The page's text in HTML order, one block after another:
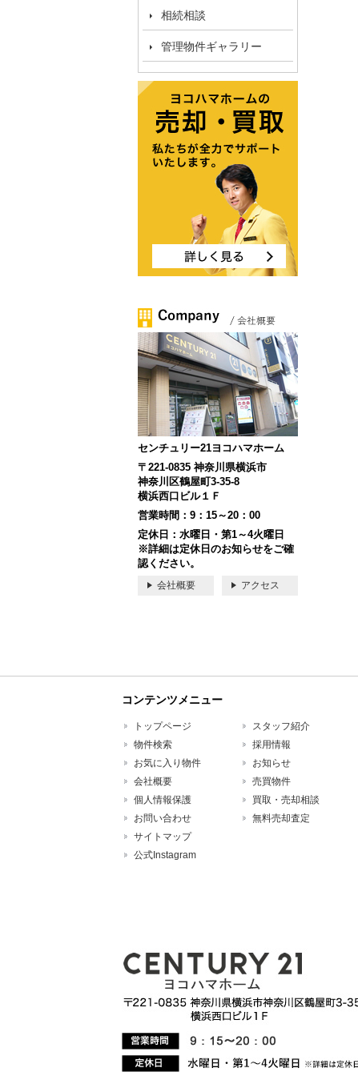
相続相談
管理物件ギャラリー
センチュリー21ヨコハマホーム
〒221-0835 神奈川県横浜市
神奈川区鶴屋町3-35-8
横浜西口ビル１Ｆ
営業時間：9：15～20：00
定休日：水曜日・第1～4火曜日
※詳細は定休日のお知らせをご確
認ください。
会社概要 アクセス
コンテンツメニュー
トップページ
物件検索
お気に入り物件
会社概要
個人情報保護
お問い合わせ
サイトマップ
公式Instagram
スタッフ紹介
採用情報
お知らせ
売買物件
買取・売却相談
無料売却査定